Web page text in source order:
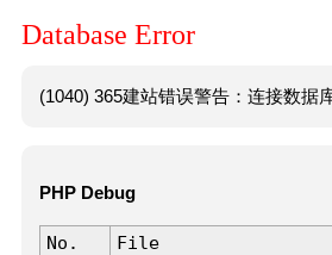
Database Error
(1040) 365建站错误警告：连接数据
PHP Debug
No. File